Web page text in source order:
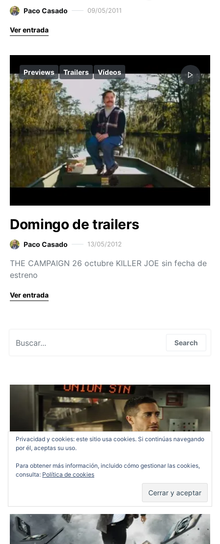
Paco Casado 09/05/2011
Ver entrada
Previews Trailers Vídeos
Domingo de trailers
Paco Casado 13/05/2012
THE CAMPAIGN 26 octubre KILLER JOE sin fecha de
estreno
Ver entrada
Search
Privacidad y cookies: este sitio usa cookies. Si continúas navegando
por él, aceptas su uso.
Para obtener más información, incluido cómo gestionar las cookies,
consulta: Política de cookies